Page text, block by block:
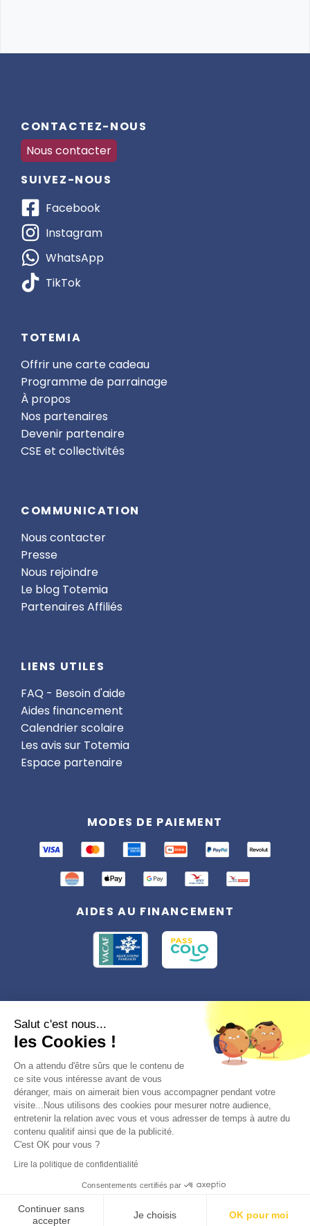
Réserver
Un séjour immersif où tu vivras au rythme de la
Un encadrement personnalisé et des activités
variées pour tous les niveaux 🎯.
Une expérience écologique qui respecte
l’environnement et la nature 🌍.
Alors, prêt(e) à monter à cheval, découvrir la ferme
et vivre des moments magiques en pleine nature ?
Ce séjour équestre t’attend pour des aventures
inoubliables ! ✨🐎
CONTACTEZ-NOUS
Nous contacter
SUIVEZ-NOUS
Facebook
Instagram
WhatsApp
TikTok
TOTEMIA
Offrir une carte cadeau
Programme de parrainage
À propos
Nos partenaires
Devenir partenaire
CSE et collectivités
COMMUNICATION
Nous contacter
Presse
Nous rejoindre
Le blog Totemia
Partenaires Affiliés
LIENS UTILES
FAQ - Besoin d'aide
Aides financement
Calendrier scolaire
Les avis sur Totemia
Espace partenaire
MODES DE PAIEMENT
AIDES AU FINANCEMENT
Conformément à la réglementation applicable en matière de données
personnelles, vous disposez d'un droit d'accès, de rectification et
d'effacement, du droit à la limitation du traitement des données vous
concernant. Vous pouvez consulter
notre politique de confidentialité
Préférences des cookies >
© 2026, Totemia
Plan du site
CGV/CGU
Politique de
Salut c'est nous...
les Cookies !
On a attendu d'être sûrs que le contenu de
ce site vous intéresse avant de vous
déranger, mais on aimerait bien vous accompagner pendant votre
visite...Nous utilisons des cookies pour mesurer notre audience,
entretenir la relation avec vous et vous adresser de temps à autre du
contenu qualitif ainsi que de la publicité.
C'est OK pour vous ?
Lire la politique de confidentialité
Consentements certifiés par
Continuer sans
accepter
Je choisis OK pour moi